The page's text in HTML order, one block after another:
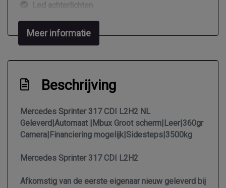
Led achterlichten
Led koplampen
Lichtmetalen velgen 17"
Sidebars
Sportvelgen
Trekhaak
Zijschuifdeur rechts
Interieur
Meer informatie
Beschrijving
Mercedes Sprinter 317 CDI L2H2 NL
Geleverd|Automaat |Mbux Groot scherm|Leer|360gr
Camera|Financiering mogelijk|Sidesteps|3500kg
Mercedes Sprinter 317 CDI L2H2
Afkomstig van de eerste eigenaar nieuw geleverd bij